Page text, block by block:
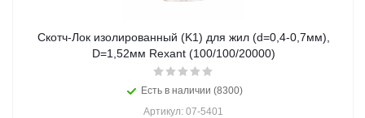
Скотч-Лок изолированный (K1) для жил (d=0,4-0,7мм),
D=1,52мм Rexant (100/100/20000)
Есть в наличии (8300)
Артикул: 07-5401